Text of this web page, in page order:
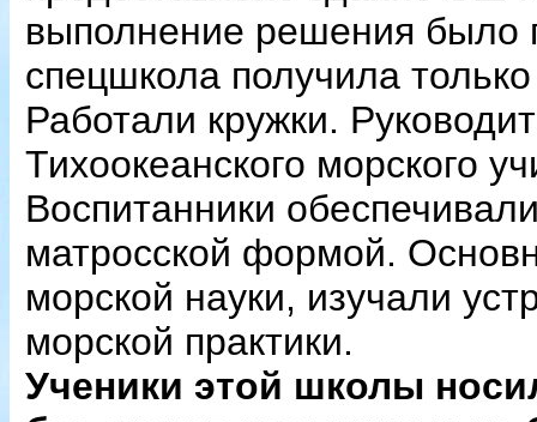
выполнение решения было
спецшкола получила
Работали кружки.
Тихоокеанского морского
Воспитанники
матросской формой.
морской науки, изучали
морской практики.
Ученики этой школы